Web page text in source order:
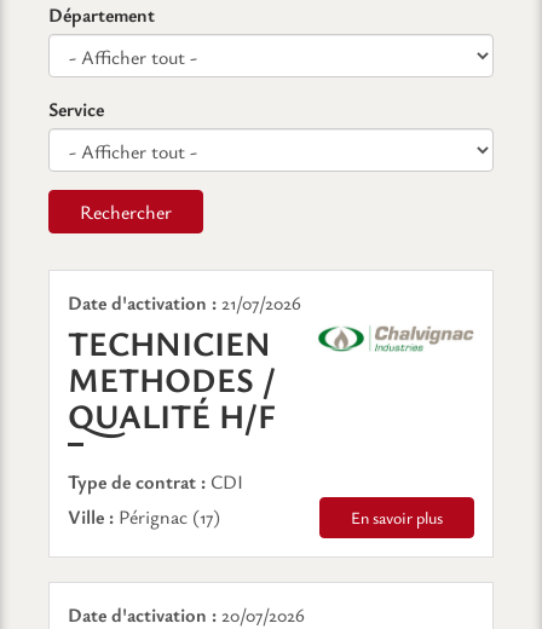
Département
Service
Rechercher
Date d'activation :21/07/2026
TECHNICIEN
METHODES /
QUALITÉ H/F
Type de contrat : CDI
Ville : Pérignac (17) En savoir plus
Date d'activation :20/07/2026